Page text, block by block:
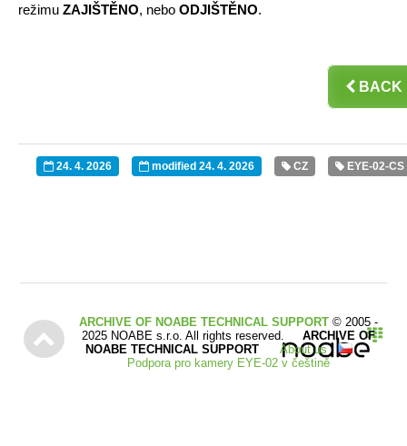
režimu ZAJIŠTĚNO, nebo ODJIŠTĚNO.
 BACK
 24. 4. 2026  modified 24. 4. 2026  CZ  EYE-02-CS

ARCHIVE OF NOABE TECHNICAL SUPPORT © 2005 -
2025 NOABE s.r.o. All rights reserved. ARCHIVE OF
NOABE TECHNICAL SUPPORT
About us
Podpora pro kamery EYE-02 v češtině